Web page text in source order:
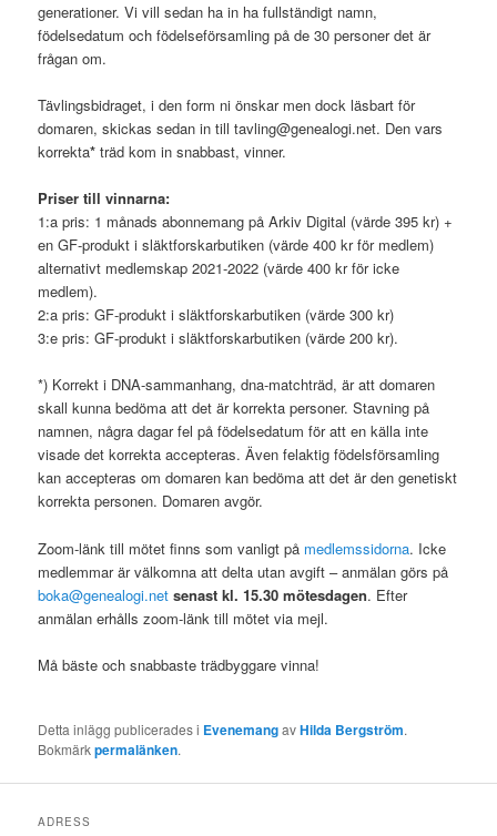
generationer. Vi vill sedan ha in ha fullständigt namn,
födelsedatum och födelseförsamling på de 30 personer det är
frågan om.
Tävlingsbidraget, i den form ni önskar men dock läsbart för
domaren, skickas sedan in till tavling@genealogi.net. Den vars
korrekta*träd kom in snabbast, vinner.
Priser till vinnarna:
1:a pris: 1 månads abonnemang på Arkiv Digital (värde 395 kr) +
en GF-produkt i släktforskarbutiken (värde 400 kr för medlem)
alternativt medlemskap 2021-2022 (värde 400 kr för icke
medlem).
2:a pris: GF-produkt i släktforskarbutiken (värde 300 kr)
3:e pris: GF-produkt i släktforskarbutiken (värde 200 kr).
*) Korrekt i DNA-sammanhang, dna-matchträd, är att domaren
skall kunna bedöma att det är korrekta personer. Stavning på
namnen, några dagar fel på födelsedatum för att en källa inte
visade det korrekta accepteras. Även felaktig födelsförsamling
kan accepteras om domaren kan bedöma att det är den genetiskt
korrekta personen. Domaren avgör.
Zoom-länk till mötet finns som vanligt på medlemssidorna. Icke
medlemmar är välkomna att delta utan avgift – anmälan görs på
boka@genealogi.net senast kl. 15.30 mötesdagen. Efter
anmälan erhålls zoom-länk till mötet via mejl.
Må bäste och snabbaste trädbyggare vinna!
Detta inlägg publicerades i EvenemangavHilda Bergström.
Bokmärkpermalänken.
ADRESS